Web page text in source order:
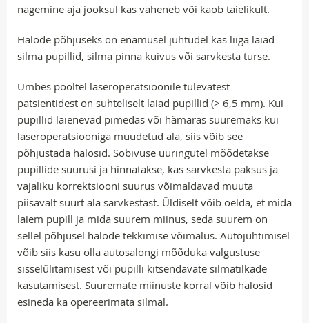
nägemine aja jooksul kas väheneb või kaob täielikult.
Halode põhjuseks on enamusel juhtudel kas liiga laiad
silma pupillid, silma pinna kuivus või sarvkesta turse.
Umbes pooltel laseroperatsioonile tulevatest
patsientidest on suhteliselt laiad pupillid (> 6,5 mm). Kui
pupillid laienevad pimedas või hämaras suuremaks kui
laseroperatsiooniga muudetud ala, siis võib see
põhjustada halosid. Sobivuse uuringutel mõõdetakse
pupillide suurusi ja hinnatakse, kas sarvkesta paksus ja
vajaliku korrektsiooni suurus võimaldavad muuta
piisavalt suurt ala sarvkestast. Üldiselt võib öelda, et mida
laiem pupill ja mida suurem miinus, seda suurem on
sellel põhjusel halode tekkimise võimalus. Autojuhtimisel
võib siis kasu olla autosalongi mõõduka valgustuse
sisselülitamisest või pupilli kitsendavate silmatilkade
kasutamisest. Suuremate miinuste korral võib halosid
esineda ka opereerimata silmal.